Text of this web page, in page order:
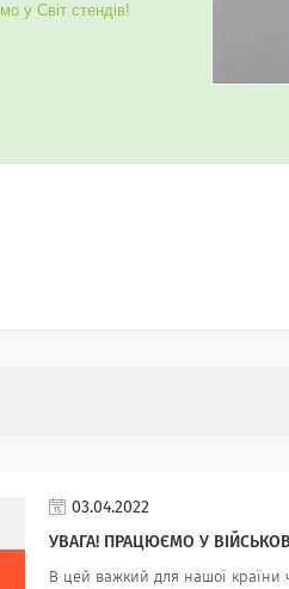
у Світ стендів!
03.04.2022
УВАГА! ПРАЦЮЄМО У
В цей важкий для нашої країни